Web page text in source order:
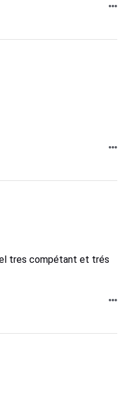
tres compétant et trés